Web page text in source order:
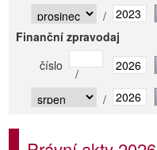
/
Finanční zpravodaj
číslo
/
/